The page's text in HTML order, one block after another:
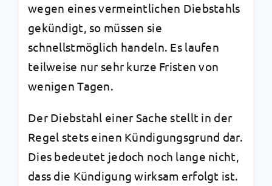
wegen eines vermeintlichen Diebstahls
gekündigt, so müssen sie
schnellstmöglich handeln. Es laufen
teilweise nur sehr kurze Fristen von
wenigen Tagen.
Der Diebstahl einer Sache stellt in der
Regel stets einen Kündigungsgrund dar.
Dies bedeutet jedoch noch lange nicht,
dass die Kündigung wirksam erfolgt ist.